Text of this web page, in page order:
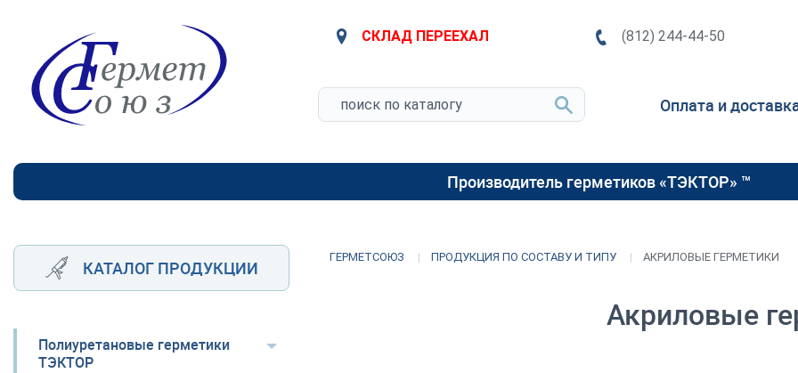
СКЛАД ПЕРЕЕХАЛ (812) 244-44-50
Оплата и
Производитель герметиков «ТЭКТОР» ™
КАТАЛОГ ПРОДУКЦИИ
Полиуретановые герметики
ТЭКТОР
ГЕРМЕТСОЮЗ ПРОДУКЦИЯ ПО СОСТАВУ И ТИПУ АКРИЛОВЫЕ ГЕРМЕТИКИ
Акриловые